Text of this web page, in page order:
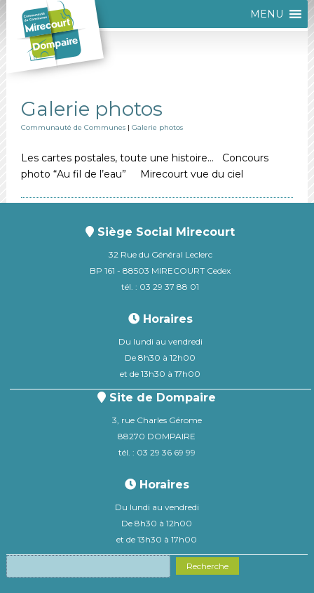
MENU
Galerie photos
Communauté de Communes| Galerie photos
Les cartes postales, toute une histoire… Concours
photo “Au fil de l’eau” Mirecourt vue du ciel
Siège Social Mirecourt
32 Rue du Général Leclerc
BP 161 - 88503 MIRECOURT Cedex
tél. : 03 29 37 88 01
Horaires
Du lundi au vendredi
De 8h30 à 12h00
et de 13h30 à 17h00
Site de Dompaire
3, rue Charles Gérome
88270 DOMPAIRE
tél. : 03 29 36 69 99
Horaires
Du lundi au vendredi
De 8h30 à 12h00
et de 13h30 à 17h00
Recherche